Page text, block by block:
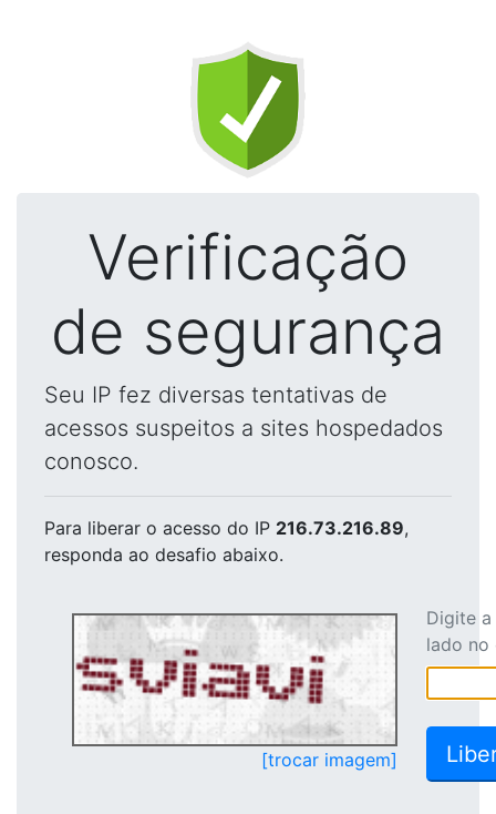
Verificação
de segurança
Seu IP fez diversas tentativas de
acessos suspeitos a sites hospedados
conosco.
Para liberar o acesso do IP 216.73.216.89,
responda ao desafio abaixo.
[trocar imagem]
Digite
lado no